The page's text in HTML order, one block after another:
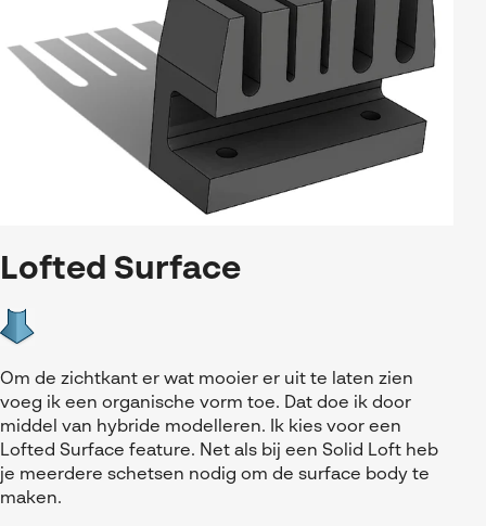
Lofted Surface
Om de zichtkant er wat mooier er uit te laten zien
voeg ik een organische vorm toe. Dat doe ik door
middel van hybride modelleren. Ik kies voor een
Lofted Surface feature. Net als bij een Solid Loft heb
je meerdere schetsen nodig om de surface body te
maken.